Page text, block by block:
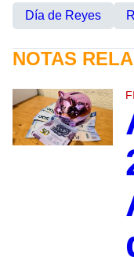
Día de Reyes
NOTAS